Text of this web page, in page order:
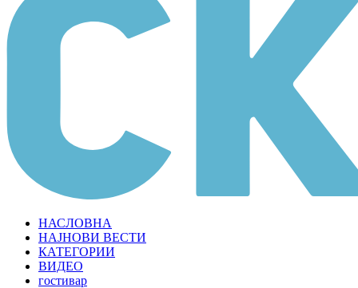
НАСЛОВНА
НАЈНОВИ ВЕСТИ
КАТЕГОРИИ
ВИДЕО
гостивар